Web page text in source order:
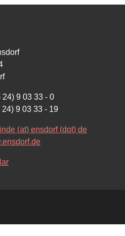
24) 9 03 33 - 0
9 03 33 - 19
(at) ensdorf (dot) de